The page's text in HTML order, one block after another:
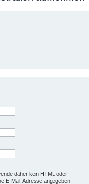
daher kein HTML oder
E-Mail-Adresse angegeben.